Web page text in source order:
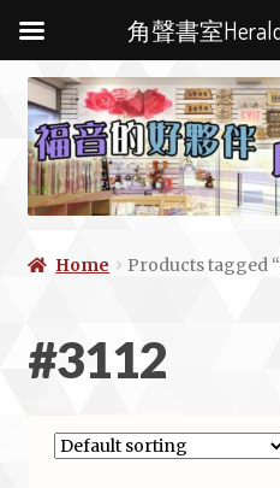
Home Products tagged
#3112
角聲書室